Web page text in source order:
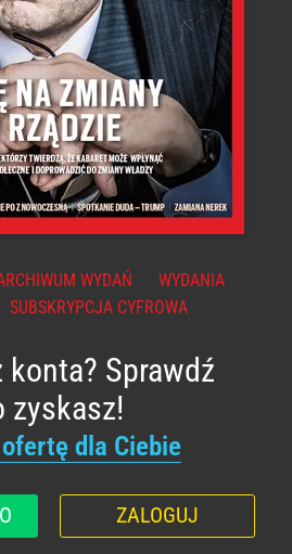
WYDAŃ
WYDANIA
SUBSKRYPCJA CYFROWA
konta? Sprawdź
zyskasz!
dla Ciebie
ZALOGUJ